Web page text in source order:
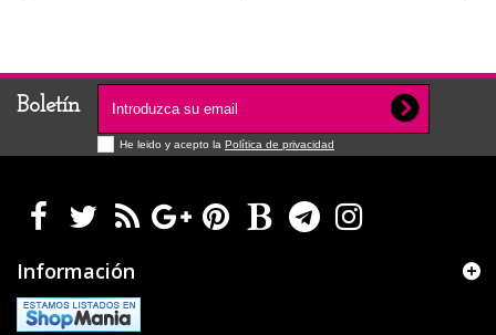
Boletín
He leido y acepto la Política de privacidad
Información